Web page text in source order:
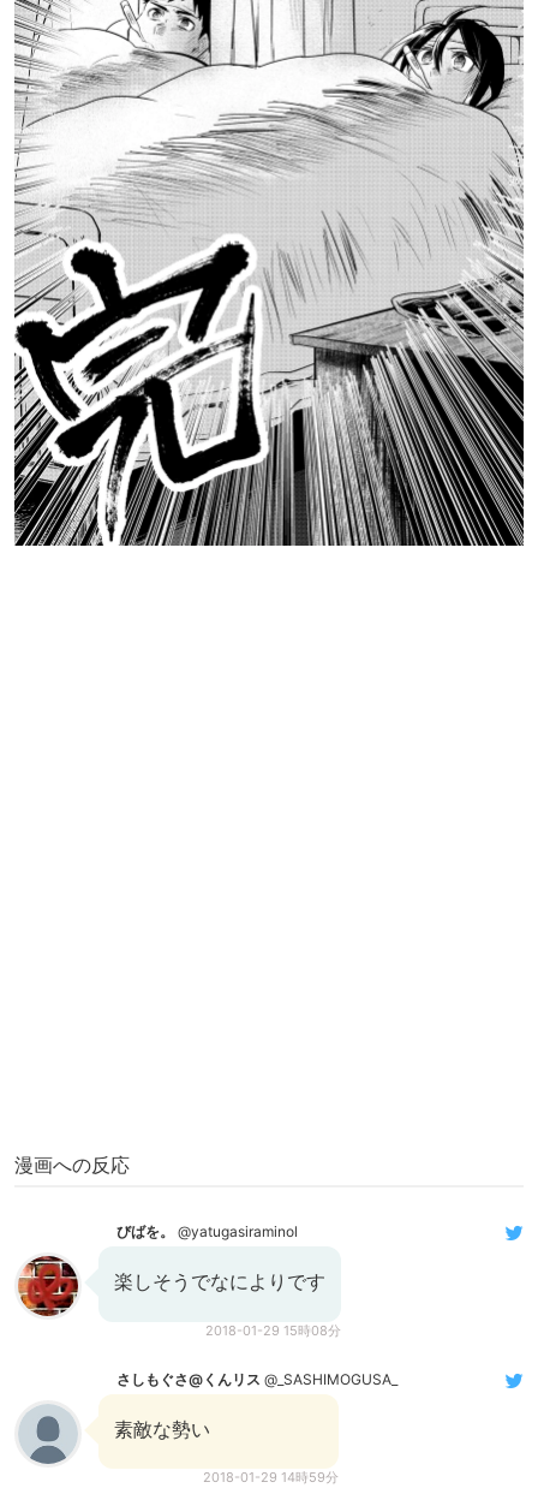
漫画への反応
びばを。 @yatugasiraminol
楽しそうでなによりです
2018-01-29 15時08分
さしもぐさ@くんリス @_SASHIMOGUSA_
素敵な勢い
2018-01-29 14時59分